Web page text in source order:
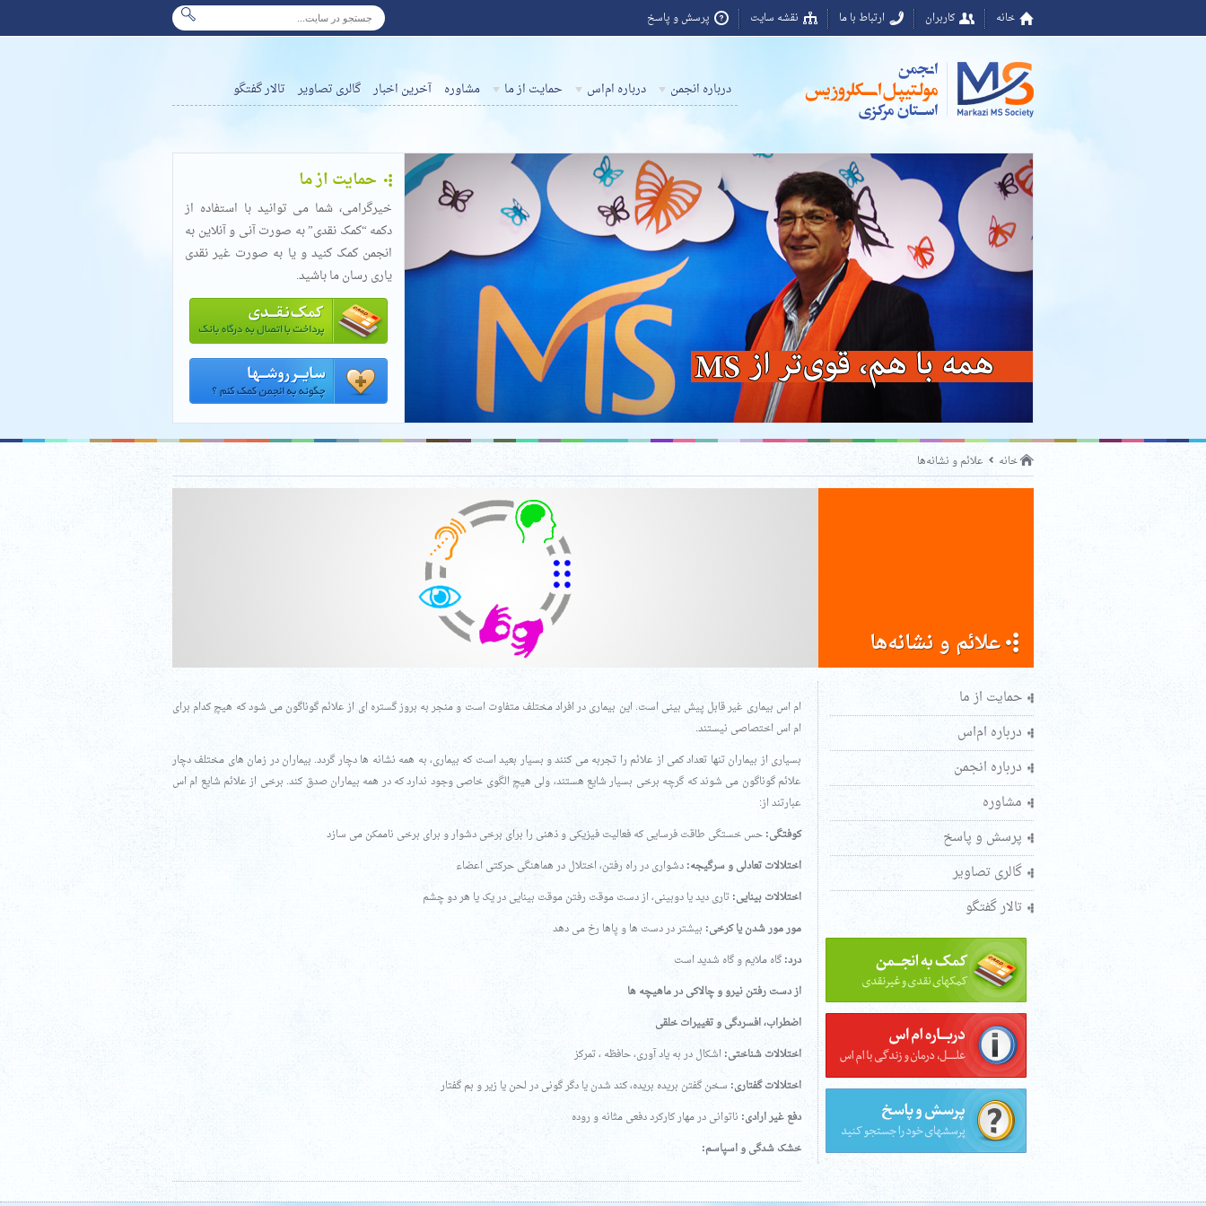
خانه کاربران ارتباط با ما نقشه سایت پرسش و پاسخ
درباره انجمن درباره ام‌اس حمایت از ما مشاوره آخرین اخبار گالری تصاویر تالار گفتگو
حمایت از ما
خیرگرامی، شما می توانید با استفاده از
دکمه “کمک نقدی” به صورت آنی و آنلاین به
انجمن کمک کنید و یا به صورت غیر نقدی
یاری رسان ما باشید.
خانه علائم و نشانه‌ها
علائم و نشانه‌ها
حمایت از ما
درباره ام‌اس
درباره انجمن
مشاوره
پرسش و پاسخ
گالری تصاویر
تالار گفتگو
ام اس بیماری غیر قابل پیش بینی است. این بیماری در افراد مختلف متفاوت است و منجر به بروز گستره ای از علائم گوناگون می شود که هیچ کدام برای
ام اس اختصاصی نیستند.
بسیاری از بیماران تنها تعداد کمی از علائم را تجربه می کنند و بسیار بعید است که بیماری، به همه نشانه ها دچار گردد. بیماران در زمان های مختلف دچار
علائم گوناگون می شوند که گرچه برخی بسیار شایع هستند، ولی هیچ الگوی خاصی وجود ندارد که در همه بیماران صدق کند. برخی از علائم شایع ام اس
عبارتند از:
کوفتگی:حس خستگی طاقت فرسایی که فعالیت فیزیکی و ذهنی را برای برخی دشوار و برای برخی ناممکن می سازد
اختلالاتتعادلیوسرگیجه:دشواری در راه رفتن، اختلال در هماهنگی حرکتی اعضاء
اختلالاتبینایی:تاری دید یا دوبینی، از دست موقت رفتن موقت بینایی در یک یا هر دو چشم
مورمورشدنیاکرخی: بیشتر در دست ها و پاها رخ می دهد
درد:گاه ملایم و گاه شدید است
ازدسترفتننیرووچالاکیدرماهیچهها
اضطراب،افسردگیوتغییراتخلقی
اختلالاتشناختی:اشکال در به یاد آوری، حافظه ، تمرکز
اختلالاتگفتاری: سخن گفتن بریده بریده، کند شدن یا دگر گونی در لحن یا زیر و بم گفتار
دفعغیرارادی: ناتوانی در مهار کارکرد دفعی مثانه و روده
خشکشدگیواسپاسم: